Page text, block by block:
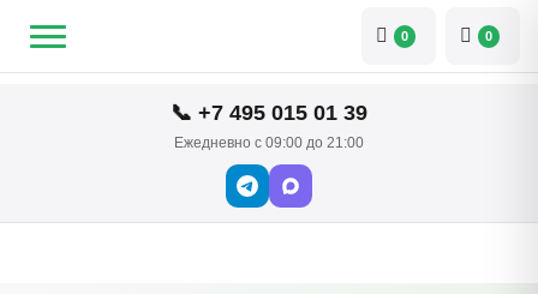
📞 +7 495 015 01 39
Ежедневно с 09:00 до 21:00
0 0